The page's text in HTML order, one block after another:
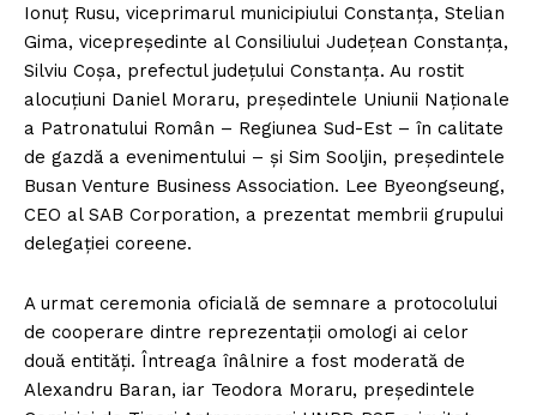
Ionuț Rusu, viceprimarul municipiului Constanța, Stelian
Gima, vicepreședinte al Consiliului Județean Constanța,
Silviu Coșa, prefectul județului Constanța. Au rostit
alocuțiuni Daniel Moraru, președintele Uniunii Naționale
a Patronatului Român – Regiunea Sud-Est – în calitate
de gazdă a evenimentului – și Sim Sooljin, președintele
Busan Venture Business Association. Lee Byeongseung,
CEO al SAB Corporation, a prezentat membrii grupului
delegației coreene.
A urmat ceremonia oficială de semnare a protocolului
de cooperare dintre reprezentații omologi ai celor
două entități. Întreaga înâlnire a fost moderată de
Alexandru Baran, iar Teodora Moraru, președintele